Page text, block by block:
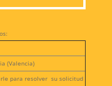
(Valencia)
para resolver su solicitud